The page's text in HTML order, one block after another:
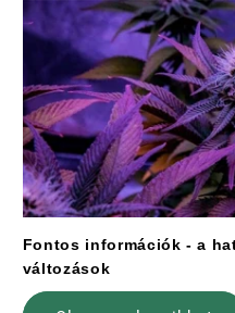
Fontos információk - a
változások